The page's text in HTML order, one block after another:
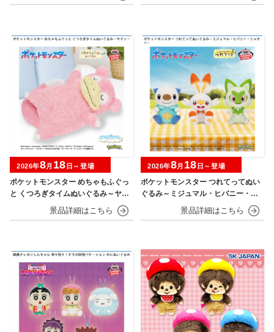
ポケットモンスター めちゃもふぐっ
と くつろぎタイムぬいぐるみ～ヤド
2026年8月 18 日～登場
ポケットモンスター つれてってぬい
ぐるみ～ミジュマル・ヒバニー・ニ
2026年8月 18 日～登場